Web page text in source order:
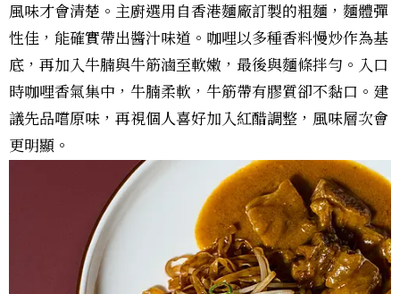
風味才會清楚。主廚選用自香港麵廠訂製的粗麵，麵體彈
性佳，能確實帶出醬汁味道。咖哩以多種香料慢炒作為基
底，再加入牛腩與牛筋滷至軟嫩，最後與麵條拌勻。入口
時咖哩香氣集中，牛腩柔軟，牛筋帶有膠質卻不黏口。建
議先品嚐原味，再視個人喜好加入紅醋調整，風味層次會
更明顯。